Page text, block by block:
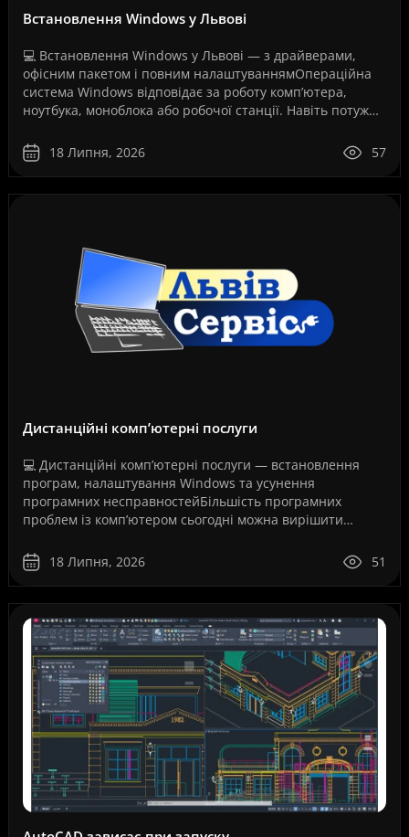
Встановлення Windows у Львові
💻 Встановлення Windows у Львові — з драйверами,
офісним пакетом і повним налаштуваннямОпераційна
система Windows відповідає за роботу комп’ютера,
ноутбука, моноблока або робочої станції. Навіть потужне
18 Липня, 2026
57
Дистанційні комп’ютерні послуги
💻 Дистанційні комп’ютерні послуги — встановлення
програм, налаштування Windows та усунення
програмних несправностейБільшість програмних
проблем із комп’ютером сьогодні можна вирішити
центру та без оч..
18 Липня, 2026 51